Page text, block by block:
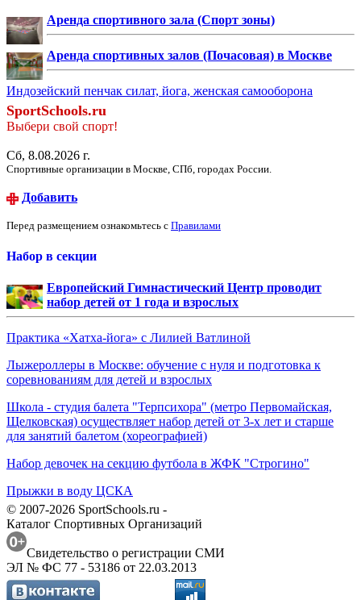
Аренда спортивного зала (Спорт зоны)
Аренда спортивных залов (Почасовая) в Москве
Индозейский пенчак силат, йога, женская самооборона
SportSchools.ru
Выбери свой спорт!
Сб, 8.08.2026 г.
Спортивные организации в Москве, СПб, городах России.
Добавить
Перед размещением ознакомьтесь с Правилами
Набор в секции
Европейский Гимнастический Центр проводит
набор детей от 1 года и взрослых
Практика «Хатха-йога» с Лилией Ватлиной
Лыжероллеры в Москве: обучение с нуля и подготовка к
соревнованиям для детей и взрослых
Школа - студия балета "Терпсихора" (метро Первомайская,
Щелковская) осуществляет набор детей от 3-х лет и старше
для занятий балетом (хореографией)
Набор девочек на секцию футбола в ЖФК "Строгино"
Прыжки в воду ЦСКА
© 2007-2026 SportSchools.ru -
Каталог Спортивных Организаций
Свидетельство о регистрации СМИ
ЭЛ № ФС 77 - 53186 от 22.03.2013